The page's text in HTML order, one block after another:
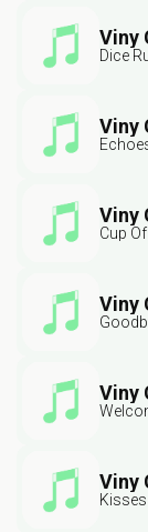
Viny
Dice
Viny
Viny
Cup
Viny
Viny
Viny
Kisses